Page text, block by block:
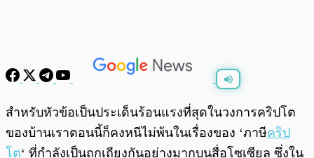
พร้อมเล่น 0:00
สำหรับหัวข้อเป็นประเด็นร้อนแรงที่สุดในวงการคริปโต
ของบ้านเราตอนนี้ก็คงหนีไม่พ้นในเรื่องของ ‘ภาษีคริป
โต‘ ที่กำลังเป็นถกเถียงกันอย่างมากบนสื่อโซเซียล ซึ่งใน